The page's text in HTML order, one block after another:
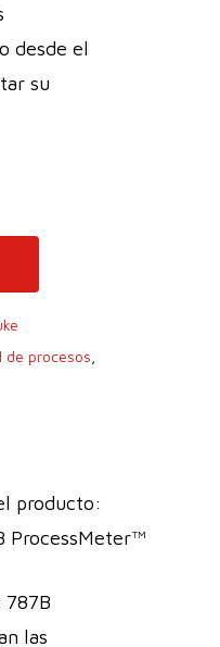
desde el
su
de procesos
producto:
ProcessMeter™
las